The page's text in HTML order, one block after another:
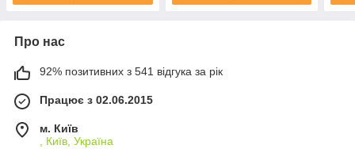
Про нас
92% позитивних з 541 відгука за рік
Працює з 02.06.2015
м. Київ
, Київ, Україна